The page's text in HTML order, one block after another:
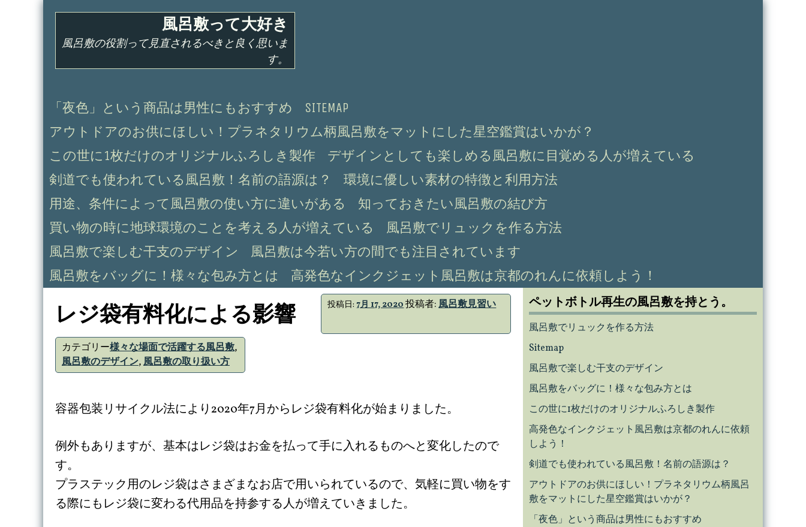
コ
ッ
プ
風呂敷って大好き
風呂敷の役割って見直されるべきと良く思いま
す。
「夜色」という商品は男性にもおすすめ
SITEMAP
アウトドアのお供にほしい！プラネタリウム柄風呂敷をマットにした星空鑑賞はいかが？
この世に1枚だけのオリジナルふろしき製作
デザインとしても楽しめる風呂敷に目覚める人が増えている
剣道でも使われている風呂敷！名前の語源は？
環境に優しい素材の特徴と利用方法
用途、条件によって風呂敷の使い方に違いがある
知っておきたい風呂敷の結び方
買い物の時に地球環境のことを考える人が増えている
風呂敷でリュックを作る方法
風呂敷で楽しむ干支のデザイン
風呂敷は今若い方の間でも注目されています
風呂敷をバッグに！様々な包み方とは
高発色なインクジェット風呂敷は京都のれんに依頼しよう！
レジ袋有料化による影響 投稿日:7月 17, 2020投稿者:風呂敷見習い
カテゴリー様々な場面で活躍する風呂敷,
風呂敷のデザイン,風呂敷の取り扱い方
容器包装リサイクル法により2020年7月からレジ袋有料化が始まりました。
例外もありますが、基本はレジ袋はお金を払って手に入れるものへと変化したので
す。
プラステック用のレジ袋はさまざまなお店で用いられているので、気軽に買い物をす
る際にもレジ袋に変わる代用品を持参する人が増えていきました。
ペットボトル再生の風呂敷を持とう。
風呂敷でリュックを作る方法
Sitemap
風呂敷で楽しむ干支のデザイン
風呂敷をバッグに！様々な包み方とは
この世に1枚だけのオリジナルふろしき製作
高発色なインクジェット風呂敷は京都のれんに依頼
しよう！
剣道でも使われている風呂敷！名前の語源は？
アウトドアのお供にほしい！プラネタリウム柄風呂
敷をマットにした星空鑑賞はいかが？
「夜色」という商品は男性にもおすすめ